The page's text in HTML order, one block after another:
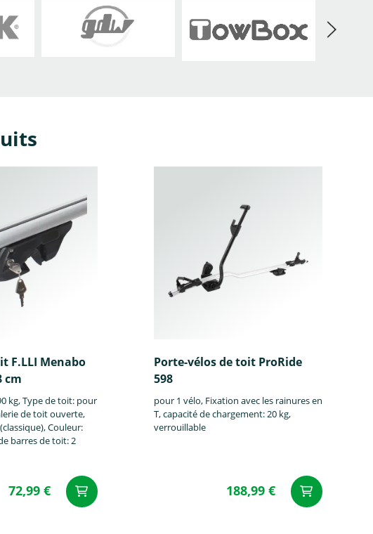
Isuzu Iveco Jaguar
MG
Nissan
Rover Seat
F.LLI Menabo
cm
kg, Type de toit: pour
de toit ouverte,
Couleur:
barres de toit: 2
Porte-vélos de toit ProRide
598
pour 1 vélo, Fixation avec les rainures en
T, capacité de chargement: 20 kg,
verrouillable
72,99 € 188,99 €